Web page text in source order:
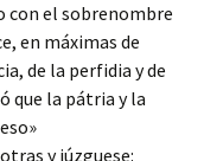
con el sobrenombre
en máximas de
de la perfidia y de
que la pátria y la
y júzguese: